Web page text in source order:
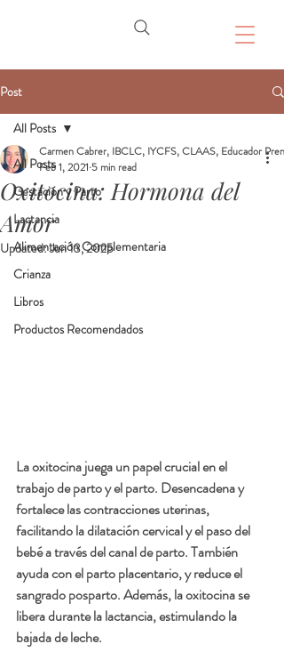
Post
All Posts
Gestación y Parto
Lactancia
Alimentación Complementaria
Crianza
Libros
Productos Recomendados
All Posts
Oxitocina: Hormona del
Amor
Carmen Cabrer, IBCLC, IYCFS, CLAAS, Educador
Feb 1, 2021 5 min read
Updated:Jun 13, 2025
La oxitocina juega un papel crucial en el
trabajo de parto y el parto. Desencadena y
fortalece las contracciones uterinas,
facilitando la dilatación cervical y el paso del
bebé a través del canal de parto. También
ayuda con el parto placentario, y reduce el
sangrado posparto. Además, la oxitocina se
libera durante la lactancia, estimulando la
bajada de leche.